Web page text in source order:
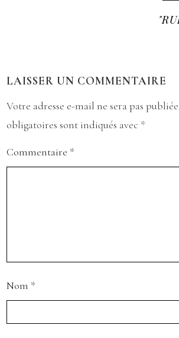
LAISSER UN COMMENTAIRE
Votre adresse e-mail ne sera pas
obligatoires sont indiqués avec *
Commentaire *
Nom *